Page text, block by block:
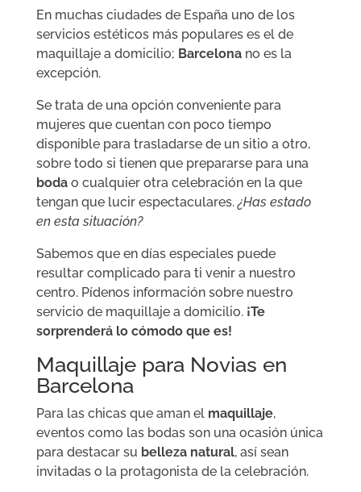
En muchas ciudades de España uno de los
servicios estéticos más populares es el de
maquillaje a domicilio; Barcelonano es la
excepción.
Se trata de una opción conveniente para
mujeres que cuentan con poco tiempo
disponible para trasladarse de un sitio a otro,
sobre todo si tienen que prepararse para una
boda o cualquier otra celebración en la que
tengan que lucir espectaculares.¿Has estado
en esta situación?
Sabemos que en días especiales puede
resultar complicado para ti venir a nuestro
centro. Pídenos información sobre nuestro
servicio de maquillaje a domicilio.¡Te
sorprenderá lo cómodo que es!
Maquillaje para Novias en
Barcelona
Para las chicas que aman el maquillaje,
eventos como las bodas son una ocasión única
para destacar su belleza natural, así sean
invitadas o la protagonista de la celebración.